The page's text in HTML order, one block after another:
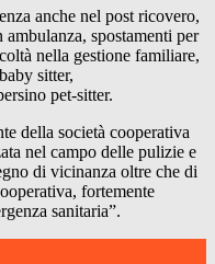
anche nel post ricovero,
spostamenti per
nella gestione familiare,
sitter,
pet-sitter.
della società cooperativa
nel campo delle pulizie e
di vicinanza oltre che di
fortemente
sanitaria”.